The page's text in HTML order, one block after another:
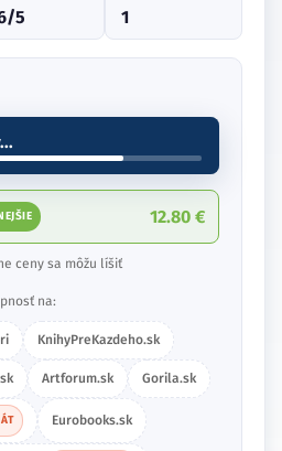
5 1
12.80 €
ceny sa môžu líšiť
na:
KnihyPreKazdeho.sk
Artforum.sk Gorila.sk
Eurobooks.sk